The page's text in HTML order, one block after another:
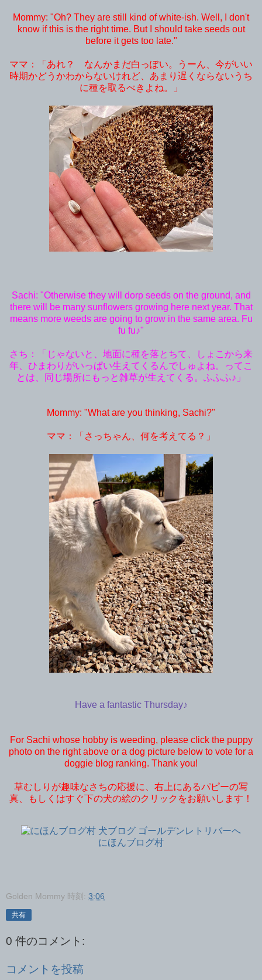
Mommy: "Oh? They are still kind of white-ish. Well, I don't
know if this is the right time. But I should take seeds out
before it gets too late."
ママ：「あれ？ なんかまだ白っぽい。うーん、今がいい
時期かどうかわからないけれど、あまり遅くならないうち
に種を取るべきよね。」
Sachi: "Otherwise they will dorp seeds on the ground, and
there will be many sunflowers growing here next year. That
means more weeds are going to grow in the same area. Fu
fu fu♪"
さち：「じゃないと、地面に種を落とちて、しょこから来
年、ひまわりがいっぱい生えてくるんでしゅよね。ってこ
とは、同じ場所にもっと雑草が生えてくる。ふふふ♪」
Mommy: "What are you thinking, Sachi?"
ママ：「さっちゃん、何を考えてる？」
Have a fantastic Thursday♪
For Sachi whose hobby is weeding, please click the puppy
photo on the right above or a dog picture below to vote for a
doggie blog ranking. Thank you!
草むしりが趣味なさちの応援に、右上にあるパピーの写
真、もしくはすぐ下の犬の絵のクリックをお願いします！
にほんブログ村
Golden Mommy 時刻: 3:06
共有
0 件のコメント:
コメントを投稿